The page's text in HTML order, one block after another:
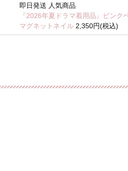
即日発送 人気商品
『2026年夏ドラマ着用品』ピンク
マグネットネイル2,350円(税込)